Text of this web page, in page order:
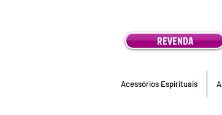
REVENDA
Acessórios Espirituais